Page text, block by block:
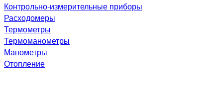
Контрольно-измерительные приборы
Расходомеры
Термометры
Термоманометры
Манометры
Отопление